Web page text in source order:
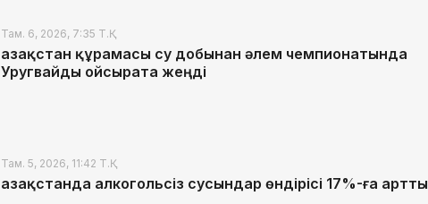
Там. 6, 2026, 7:35 Т.Қ.
Қазақстан құрамасы су добынан әлем чемпионатында
Уругвайды ойсырата жеңді
Там. 5, 2026, 11:42 Т.Қ.
Қазақстанда алкогольсіз сусындар өндірісі 17%-ға артты